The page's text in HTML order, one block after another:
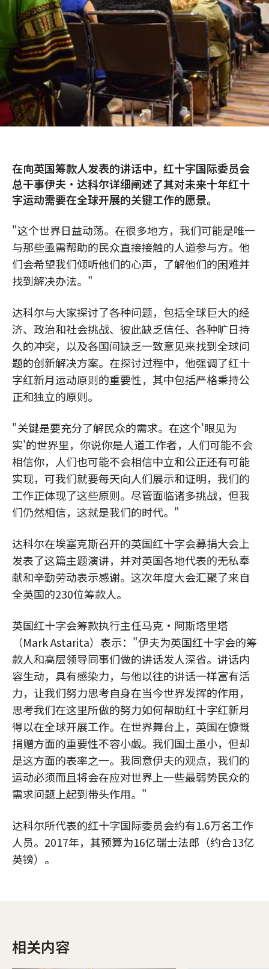
在向英国筹款人发表的讲话中，红十字国际委员会
总干事伊夫·达科尔详细阐述了其对未来十年红十
字运动需要在全球开展的关键工作的愿景。
"这个世界日益动荡。在很多地方，我们可能是唯一
与那些亟需帮助的民众直接接触的人道参与方。他
们会希望我们倾听他们的心声，了解他们的困难并
找到解决办法。"
达科尔与大家探讨了各种问题，包括全球巨大的经
济、政治和社会挑战、彼此缺乏信任、各种旷日持
久的冲突，以及各国间缺乏一致意见来找到全球问
题的创新解决方案。在探讨过程中，他强调了红十
字红新月运动原则的重要性，其中包括严格秉持公
正和独立的原则。
"关键是要充分了解民众的需求。在这个'眼见为
实'的世界里，你说你是人道工作者，人们可能不会
相信你，人们也可能不会相信中立和公正还有可能
实现，可我们就要每天向人们展示和证明，我们的
工作正体现了这些原则。尽管面临诸多挑战，但我
们仍然相信，这就是我们的时代。"
达科尔在埃塞克斯召开的英国红十字会募捐大会上
发表了这篇主题演讲，并对英国各地代表的无私奉
献和辛勤劳动表示感谢。这次年度大会汇聚了来自
全英国的230位筹款人。
英国红十字会筹款执行主任马克•阿斯塔里塔
（Mark Astarita）表示："伊夫为英国红十字会的筹
款人和高层领导同事们做的讲话发人深省。讲话内
容生动，具有感染力，与他以往的讲话一样富有活
力，让我们努力思考自身在当今世界发挥的作用，
思考我们在这里所做的努力如何帮助红十字红新月
得以在全球开展工作。在世界舞台上，英国在慷慨
捐赠方面的重要性不容小觑。我们国土虽小，但却
是这方面的表率之一。我同意伊夫的观点，我们的
运动必须而且将会在应对世界上一些最弱势民众的
需求问题上起到带头作用。"
达科尔所代表的红十字国际委员会约有1.6万名工作
人员。2017年，其预算为16亿瑞士法郎（约合13亿
英镑）。
相关内容